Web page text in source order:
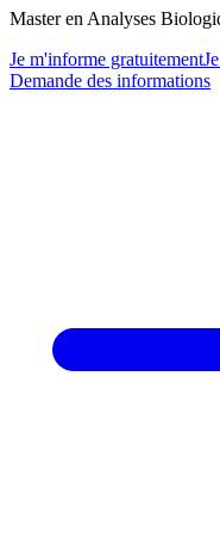
Master en Analyses
Je m'informe gratuitement
Demande des informations